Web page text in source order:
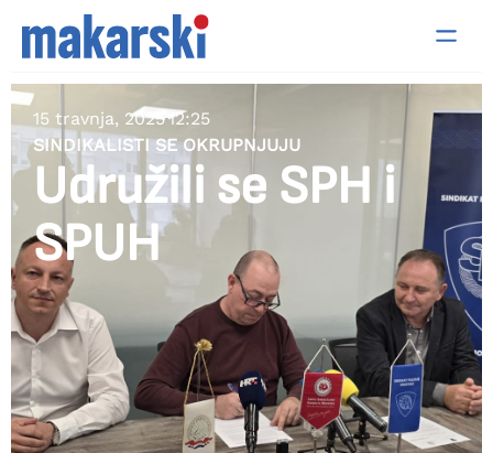
15 travnja, 202512:25
SINDIKALISTI SE OKRUPNJUJU
Udružili se SPH i
SPUH